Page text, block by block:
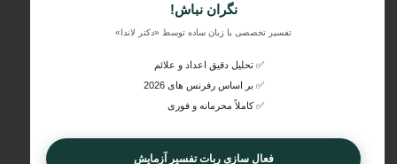
ارسال جواب آزمایش
دریافت تفسیر تخصصی
انواع نوارهای پزشکی
بررسی توسط پزشک متخصص
نگران نباش!
تفسیر تخصصی با زبان ساده توسط «دکتر لاندا»
✅ تحلیل دقیق اعداد و علائم
✅ بر اساس رفرنس های 2026
✅ کاملاً محرمانه و فوری
فعال سازی ربات تفسیر آزمایش